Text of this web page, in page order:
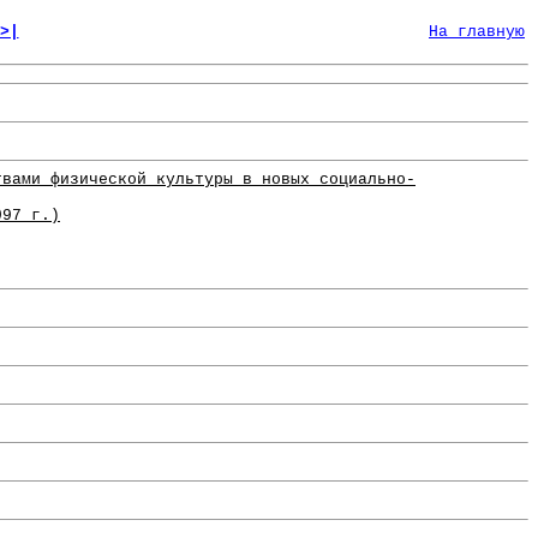
На главную
физической культуры в новых социально-
г.)